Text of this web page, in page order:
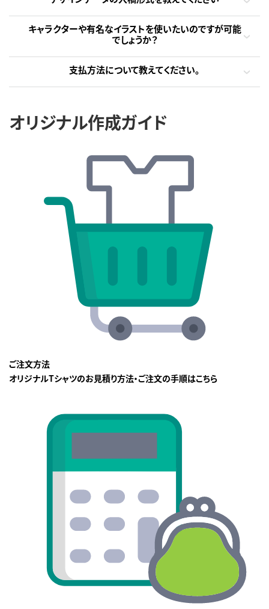
キャラクターや有名なイラストを使いたいのですが可能
でしょうか？
支払方法について教えてください。
オリジナル作成ガイド
ご注文方法
オリジナルTシャツのお見積り方法・ご注文の手順はこちら